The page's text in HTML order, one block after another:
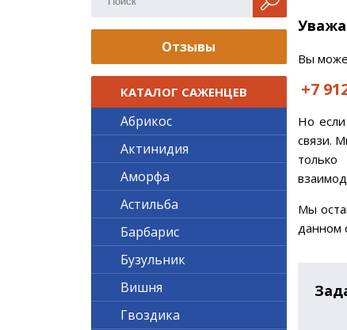
Вы
+7
Но
связи.
Мы
данном
Отзывы
КАТАЛОГ САЖЕНЦЕВ
Абрикос
Актинидия
Аморфа
Астильба
Барбарис
Бузульник
Вишня
Гвоздика